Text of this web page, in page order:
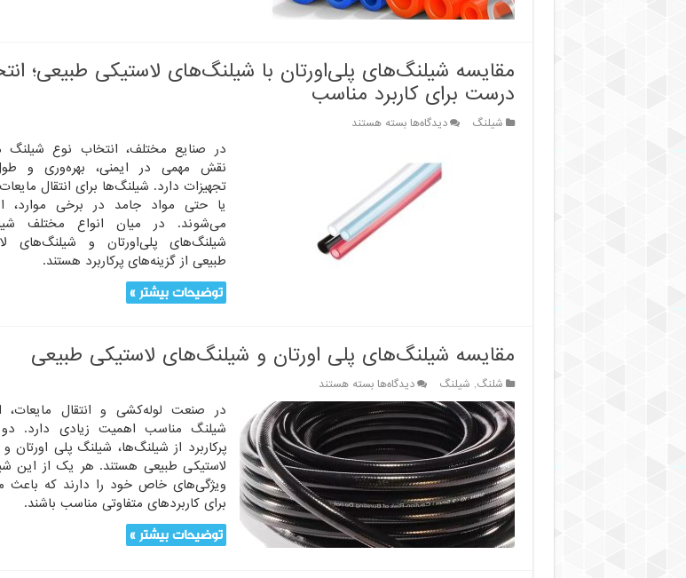
مقایسه شیلنگ‌های پلی‌اورتان با شیلنگ‌های لاستیکی طبیعی؛
درست برای کاربرد مناسب
شیلنگ دیدگاه‌هابرای
پلی‌اورتان
با
شیلنگ‌های
لاستیکی
طبیعی؛
بسته هستند
در صنایع مختلف، انتخاب نوع شیلنگ
نقش مهمی در ایمنی، بهره‌وری و
تجهیزات دارد. شیلنگ‌ها برای انتقال
یا حتی مواد جامد در برخی موارد،
می‌شوند. در میان انواع مختلف
شیلنگ‌های پلی‌اورتان و شیلنگ‌های
طبیعی از گزینه‌های پرکاربرد هستند.
توضیحات بیشتر »
مقایسه شیلنگ‌های پلی اورتان و شیلنگ‌های لاستیکی طبیعی
شلنگ, شیلنگ دیدگاه‌هابرای
مقایسه
شیلنگ‌های
پلی
اورتان
و
شیلنگ‌های
لاستیکی
طبیعی
بسته هستند
در صنعت لوله‌کشی و انتقال مایعات،
شیلنگ مناسب اهمیت زیادی دارد. دو
پرکاربرد از شیلنگ‌ها، شیلنگ پلی اورتان
لاستیکی طبیعی هستند. هر یک از این
ویژگی‌های خاص خود را دارند که باعث
برای کاربردهای متفاوتی مناسب باشند.
توضیحات بیشتر »